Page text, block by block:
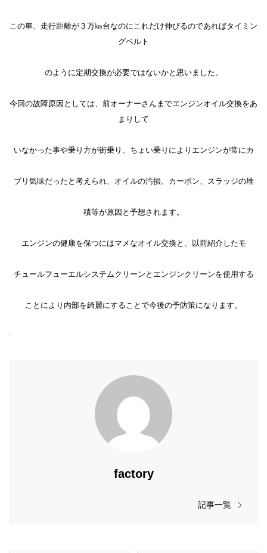
この車、走行距離が３万㎞台なのにこれだけ伸びるのであればタイミン
グベルト
のように定期交換が必要ではないかと思いました。
今回の故障原因としては、前オーナーさんまでエンジンオイル交換をあ
まりして
いなかった事や乗り方が街乗り、ちょい乗りによりエンジンが常にカ
ブリ気味だったと考えられ、オイルの汚損、カーボン、スラッジの堆
積等が原因と予想されます。
エンジンの健康を保つにはマメなオイル交換と、以前紹介したモ
チュールフューエルシステムクリーンとエンジンクリーンを使用する
ことにより内部を綺麗にすることで今後の予防策になります。
.
factory
記事一覧